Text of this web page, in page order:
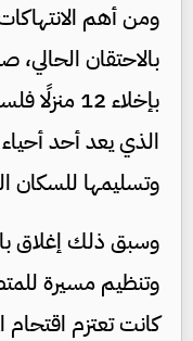
ومن أهم
بالاحتقان الحالي،
بإخلاء 12
الذي يعد أحد
وتسليمها للسكان
وسبق ذلك إغلاق
وتنظيم مسيرة
كانت تعتزم